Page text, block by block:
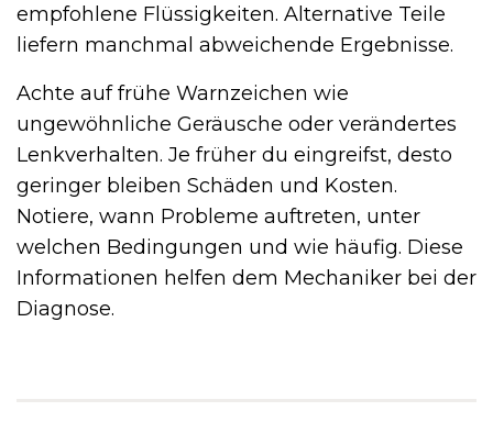
empfohlene Flüssigkeiten. Alternative Teile
liefern manchmal abweichende Ergebnisse.
Achte auf frühe Warnzeichen wie
ungewöhnliche Geräusche oder verändertes
Lenkverhalten. Je früher du eingreifst, desto
geringer bleiben Schäden und Kosten.
Notiere, wann Probleme auftreten, unter
welchen Bedingungen und wie häufig. Diese
Informationen helfen dem Mechaniker bei der
Diagnose.